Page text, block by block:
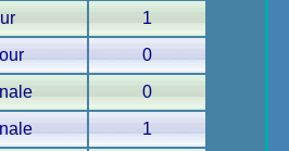
1
0
0
1